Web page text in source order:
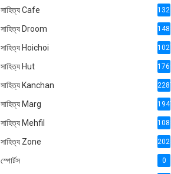
সাহিত্য Cafe 1321
সাহিত্য Droom 1488
সাহিত্য Hoichoi 1027
সাহিত্য Hut 1769
সাহিত্য Kanchan 2287
সাহিত্য Marg 1947
সাহিত্য Mehfil 1088
সাহিত্য Zone 2028
স্পোর্টস 0